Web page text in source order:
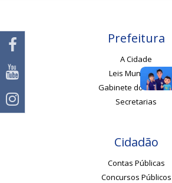
Prefeitura
A Cidade
Leis Municipais
Gabinete do Prefeito
Secretarias
Cidadão
Contas Públicas
Concursos Públicos